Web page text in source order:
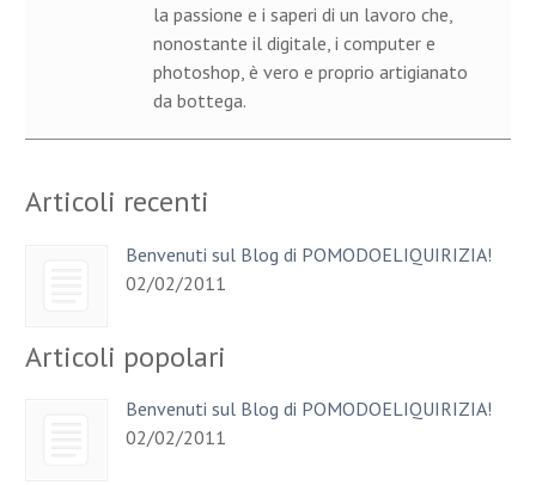
la passione e i saperi di un lavoro che,
nonostante il digitale, i computer e
photoshop, è vero e proprio artigianato
da bottega.
Articoli recenti
Benvenuti sul Blog di POMODOELIQUIRIZIA!
02/02/2011
Articoli popolari
Benvenuti sul Blog di POMODOELIQUIRIZIA!
02/02/2011